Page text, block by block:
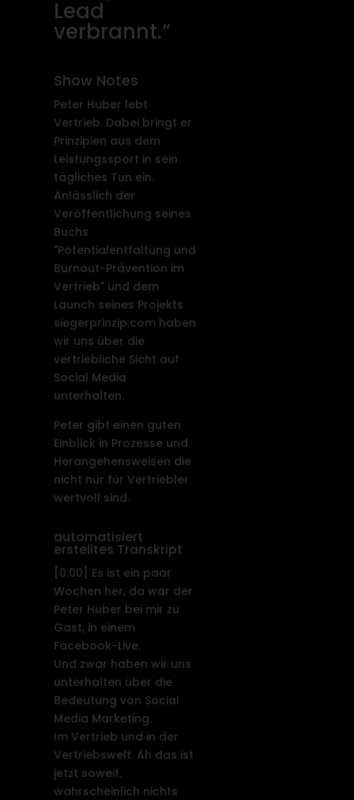
Lead
verbrannt.“
Show Notes
Peter Huber lebt
Vertrieb. Dabei bringt er
Prinzipien aus dem
Leistungssport in sein
tägliches Tun ein.
Anlässlich der
Veröffentlichung seines
Buchs
"Potentialentfaltung und
Burnout-Prävention im
Vertrieb" und dem
Launch seines Projekts
siegerprinzip.com haben
wir uns über die
vertriebliche Sicht auf
Social Media
unterhalten.
Peter gibt einen guten
Einblick in Prozesse und
Herangehensweisen die
nicht nur für Vertriebler
wertvoll sind.
automatisiert
erstelltes Transkript
[0:00]
Es ist ein paar
Wochen her, da war der
Peter Huber bei mir zu
Gast, in einem
Facebook-Live.
Und zwar haben wir uns
unterhalten über die
Bedeutung von Social
Media Marketing.
Im Vertrieb und in der
Vertriebswelt. Äh das ist
jetzt soweit,
wahrscheinlich nichts